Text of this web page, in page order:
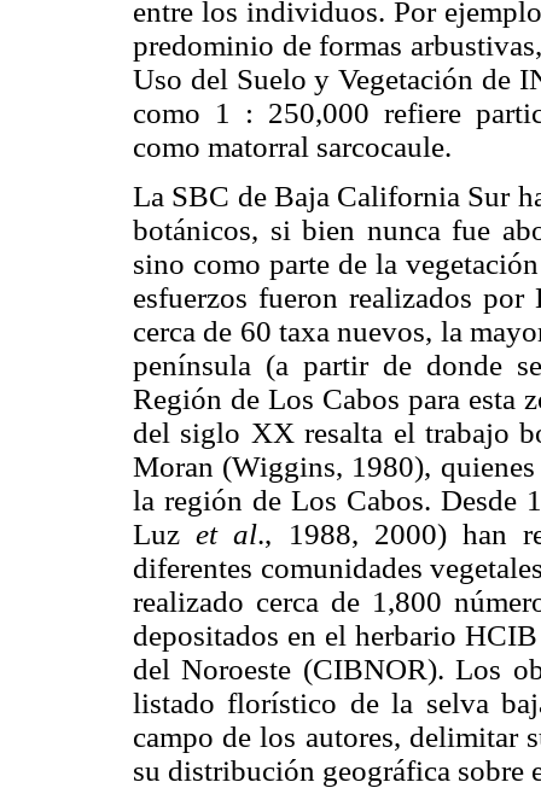
entre los individuos. Por
predominio de formas
Uso del Suelo y Vegetación de
como 1 : 250,000 refiere
como matorral sarcocaule.
La SBC de Baja California Sur
botánicos, si bien nunca fue
sino como parte de la
esfuerzos fueron realizados
cerca de 60 taxa nuevos, la
península (a partir de donde
Región de Los Cabos para esta
del siglo XX resalta el trabajo
Moran (Wiggins, 1980), quienes
la región de Los Cabos. Desde
Luzet al., 1988, 2000) han
diferentes comunidades
realizado cerca de 1,800
depositados en el herbario
del Noroeste (CIBNOR). Los
listado florístico de la selva
campo de los autores, delimitar
su distribución geográfica sobre